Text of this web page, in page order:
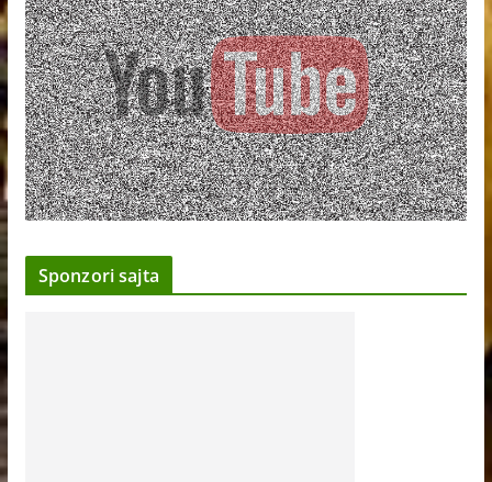
Sponzori sajta